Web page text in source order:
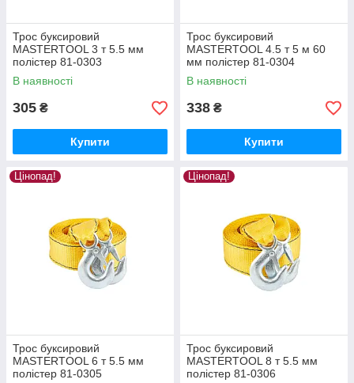
Трос буксировий
MASTERTOOL 3 т 5.5 мм
полістер 81-0303
В наявності
305 ₴
Купити
Трос буксировий
MASTERTOOL 4.5 т 5 м 60
мм полістер 81-0304
В наявності
338 ₴
Купити
Цінопад!
Трос буксировий
MASTERTOOL 6 т 5.5 мм
полістер 81-0305
Цінопад!
Трос буксировий
MASTERTOOL 8 т 5.5 мм
полістер 81-0306